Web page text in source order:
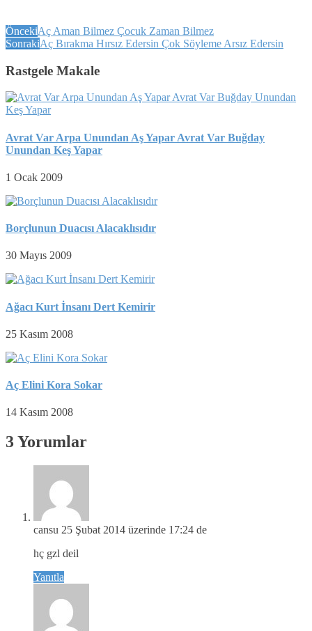
ÖncekiAç Aman Bilmez Çocuk Zaman Bilmez
SonrakiAç Bırakma Hırsız Edersin Çok Söyleme Arsız Edersin
Rastgele Makale
Avrat Var Arpa Unundan Aş Yapar Avrat Var Buğday
Unundan Keş Yapar
1 Ocak 2009
Borçlunun Duacısı Alacaklısıdır
30 Mayıs 2009
Ağacı Kurt İnsanı Dert Kemirir
25 Kasım 2008
Aç Elini Kora Sokar
14 Kasım 2008
3 Yorumlar
cansu 25 Şubat 2014 üzerinde 17:24 de
hç gzl deil
Yanıtla